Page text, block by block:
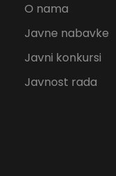
O nama
Javne nabavke
Javni konkursi
Javnost rada